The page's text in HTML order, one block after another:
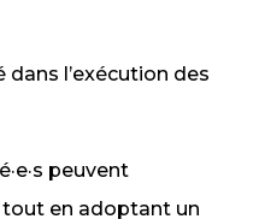
l’exécution des
peuvent
en adoptant un